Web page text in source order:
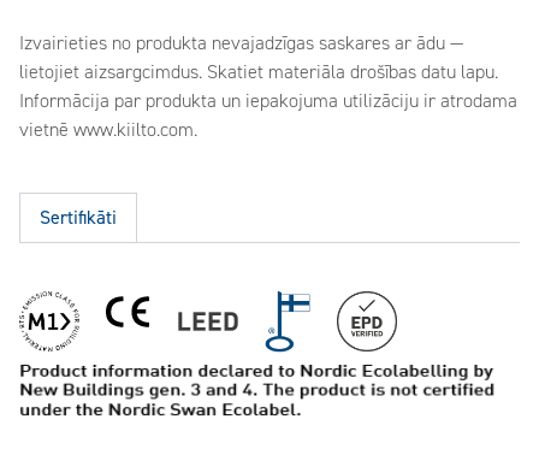
Izvairieties no produkta nevajadzīgas saskares ar ādu —
lietojiet aizsargcimdus. Skatiet materiāla drošības datu lapu.
Informācija par produkta un iepakojuma utilizāciju ir atrodama
vietnē www.kiilto.com.
Sertifikāti